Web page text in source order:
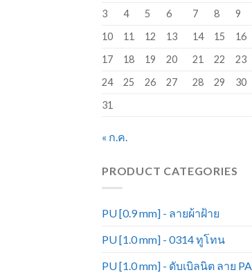
3
4 5 6 7 8
9
10
11 12 13 14 15
16
17
18 19 20 21 22
23
24
25 26 27 28 29
30
31
« ก.ค.
PRODUCT CATEGORIES
PU [0.9 mm] - ลายผ้าฝ้าย
PU [1.0 mm] - 0314 ทูโทน
PU [1.0 mm] - ดับเบิลนิต ลาย PA